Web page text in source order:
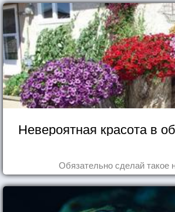
Невероятная красота в
Обязательно сделай такое